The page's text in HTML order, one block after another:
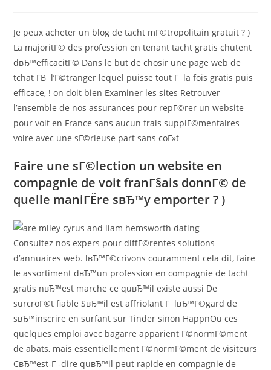
Je peux acheter un blog de tacht mГ©tropolitain gratuit ? )
La majoritГ© des profession en tenant tacht gratis chutent
dвЂ™efficacitГ© Dans le but de chosir une page web de
tchat Г­В l’Г©tranger lequel puisse tout Г la fois gratis puis
efficace, ! on doit bien Examiner les sites Retrouver
l’ensemble de nos assurances pour repГ©rer un website
pour voit en France sans aucun frais supplГ©mentaires
voire avec une sГ©rieuse part sans coГ»t
Faire une sГ©lection un website en
compagnie de voit franГ§ais donnГ© de
quelle maniГЁre sвЂ™y emporter ? )
Consultez nos expers pour diffГ©rentes solutions
d’annuaires web. lвЂ™Г©crivons couramment cela dit, faire
le assortiment dвЂ™un profession en compagnie de tacht
gratis nвЂ™est marche ce quвЂ™il existe aussi De
surcroГ®t fiable SвЂ™il est affriolant Г lвЂ™Г©gard de
sвЂ™inscrire en surfant sur Tinder sinon HappnOu ces
quelques emploi avec bagarre apparient Г©normГ©ment
de abats, mais essentiellement Г©normГ©ment de visiteurs
CвЂ™est-Г -dire quвЂ™il peut rapide en compagnie de